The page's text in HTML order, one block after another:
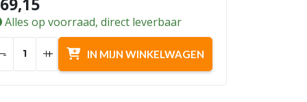
Alles op voorraad, direct leverbaar
- + IN MIJN WINKELWAGEN